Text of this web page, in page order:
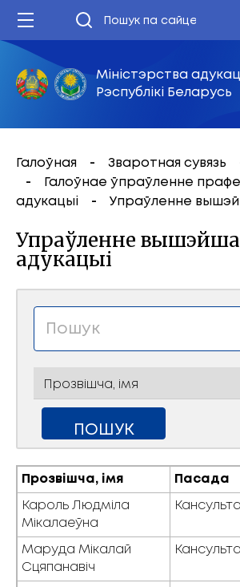
Міністэрства
Рэспублікі Беларусь
Галоўная Зваротная сувязь
Галоўнае ўпраўленне
адукацыі
Упраўленне
Упраўленне
адукацыі
Прозвішча, імя Пасада
Кароль Людміла
Мікалаеўна
Маруда Мікалай
Сцяпанавіч